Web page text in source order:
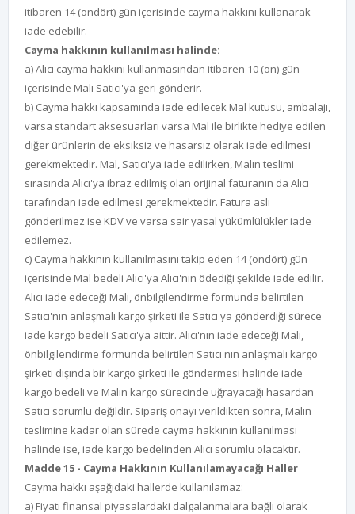
itibaren 14 (ondört) gün içerisinde cayma hakkını kullanarak
iade edebilir.
Cayma hakkının kullanılması halinde:
a) Alıcı cayma hakkını kullanmasından itibaren 10 (on) gün
içerisinde Malı Satıcı'ya geri gönderir.
b) Cayma hakkı kapsamında iade edilecek Mal kutusu, ambalajı,
varsa standart aksesuarları varsa Mal ile birlikte hediye edilen
diğer ürünlerin de eksiksiz ve hasarsız olarak iade edilmesi
gerekmektedir. Mal, Satıcı'ya iade edilirken, Malın teslimi
sırasında Alıcı'ya ibraz edilmiş olan orijinal faturanın da Alıcı
tarafından iade edilmesi gerekmektedir. Fatura aslı
gönderilmez ise KDV ve varsa sair yasal yükümlülükler iade
edilemez.
c) Cayma hakkının kullanılmasını takip eden 14 (ondört) gün
içerisinde Mal bedeli Alıcı'ya Alıcı'nın ödediği şekilde iade edilir.
Alıcı iade edeceği Malı, önbilgilendirme formunda belirtilen
Satıcı'nın anlaşmalı kargo şirketi ile Satıcı'ya gönderdiği sürece
iade kargo bedeli Satıcı'ya aittir. Alıcı'nın iade edeceği Malı,
önbilgilendirme formunda belirtilen Satıcı'nın anlaşmalı kargo
şirketi dışında bir kargo şirketi ile göndermesi halinde iade
kargo bedeli ve Malın kargo sürecinde uğrayacağı hasardan
Satıcı sorumlu değildir. Sipariş onayı verildikten sonra, Malın
teslimine kadar olan sürede cayma hakkının kullanılması
halinde ise, iade kargo bedelinden Alıcı sorumlu olacaktır.
Madde 15 - Cayma Hakkının Kullanılamayacağı Haller
Cayma hakkı aşağıdaki hallerde kullanılamaz:
a) Fiyatı finansal piyasalardaki dalgalanmalara bağlı olarak